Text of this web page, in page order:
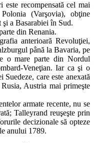
este recompensată cel mai
(Varşovia), obţine
a Basarabiei în Sud.
din Renania.
anterioară Revoluţiei,
până la Bavaria, pe
o mare parte din Nordul
Veneţian. Iar ca şi o
Suedeze, care este anexată
Austria mai primeşte
armate recente, nu se
Talleyrand reuşeşte prin
decizionale să opteze
anului 1789.